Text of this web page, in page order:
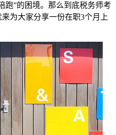
跑”的困境。那么到底税务师考
为大家分享一份在职3个月上